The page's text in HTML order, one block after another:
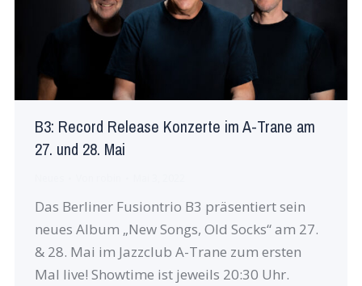
B3: Record Release Konzerte im A-Trane am
27. und 28. Mai
Das Berliner Fusiontrio B3 präsentiert sein
neues Album „New Songs, Old Socks“ am 27.
& 28. Mai im Jazzclub A-Trane zum ersten
Mal live! Showtime ist jeweils 20:30 Uhr.